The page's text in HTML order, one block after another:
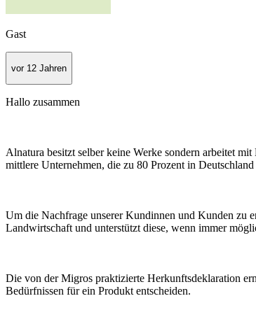
Gast
vor 12 Jahren
Hallo zusammen
Alnatura besitzt selber keine Werke sondern arbeitet
mittlere Unternehmen, die zu 80 Prozent in
Um die Nachfrage unserer Kundinnen und Kunden zu
Landwirtschaft und unterstützt diese, wenn immer
Die von der Migros praktizierte Herkunftsdeklaration
Bedürfnissen für ein Produkt entscheiden.